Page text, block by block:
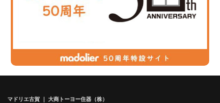
マドリエ古賀 ｜ 大商トーヨー住器（株）